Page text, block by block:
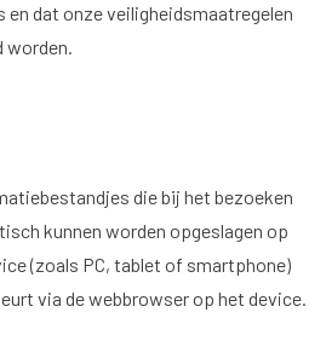
en dat onze veiligheidsmaatregelen
worden.
die bij het bezoeken
kunnen worden opgeslagen op
(zoals PC, tablet of smartphone)
via de webbrowser op het device.